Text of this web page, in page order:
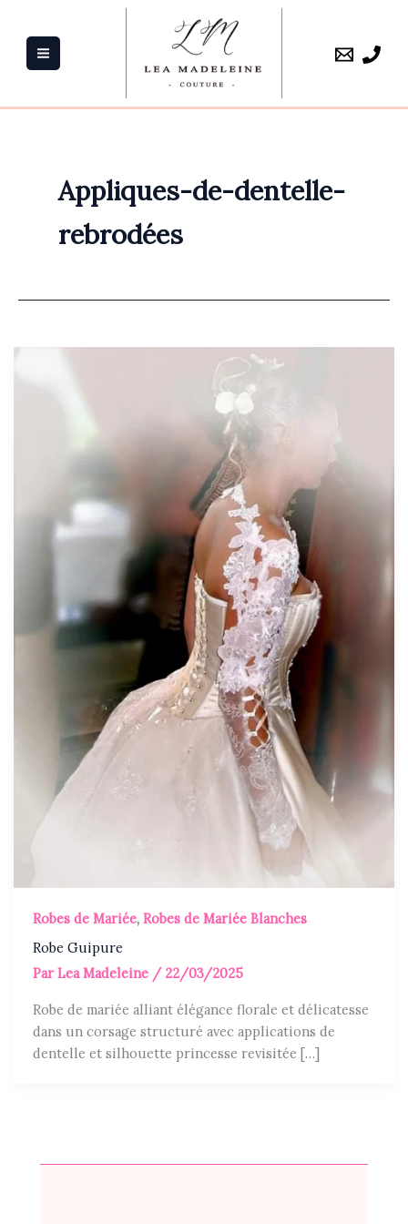
contenu
Appliques-de-dentelle-
rebrodées
Robes de Mariée,Robes de Mariée Blanches
Robe Guipure
ParLea Madeleine / 22/03/2025
Robe de mariée alliant élégance florale et délicatesse
dans un corsage structuré avec applications de
dentelle et silhouette princesse revisitée […]